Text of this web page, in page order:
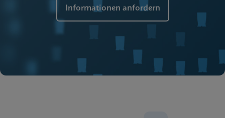
Informationen anfordern